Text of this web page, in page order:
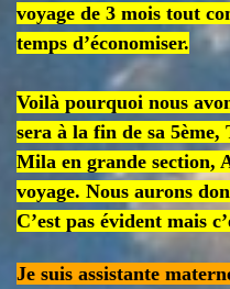
voyage de 3 mois tout
temps d’économiser.
Voilà pourquoi nous
sera à la fin de sa
Mila en grande section,
voyage. Nous aurons
C’est pas évident mais
Je suis assistante